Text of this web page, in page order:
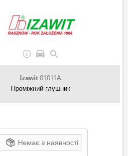
Izawit01011A
Проміжний глушник
Немає в наявності